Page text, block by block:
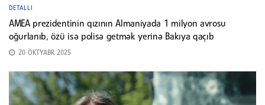
DETALLI
AMEA prezidentinin qızının Almaniyada 1 milyon avrosu
oğurlanıb, özü isə polisə getmək yerinə Bakıya qaçıb
20 OKTYABR 2025